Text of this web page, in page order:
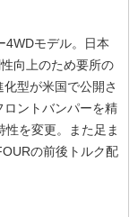
4WDモデル。日本
向上のため要所の
型が米国で公開さ
ントバンパーを精
を変更。また足ま
の前後トルク配